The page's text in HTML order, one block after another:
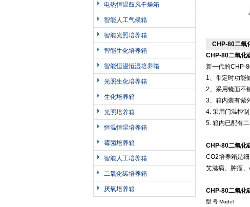
电热恒温鼓风干燥箱
智能人工气候箱
智能光照培养箱
智能生化培养箱
智能恒温恒湿培养箱
光照生化培养箱
生化培养箱
光照培养箱
恒温恒湿培养箱
霉菌培养箱
智能人工培养箱
二氧化碳培养箱
厌氧培养箱
CHP-80二氧
CHP-80二氧化
新一代的CHP-
1、带定时功能
2、采用镜面不
3、箱内装有紫
4. 采用门温控
5. 箱内已配有
CHP-80二氧化
CO2培养箱是
艾滋病、肿瘤
CHP-80二氧化
型 号 Model